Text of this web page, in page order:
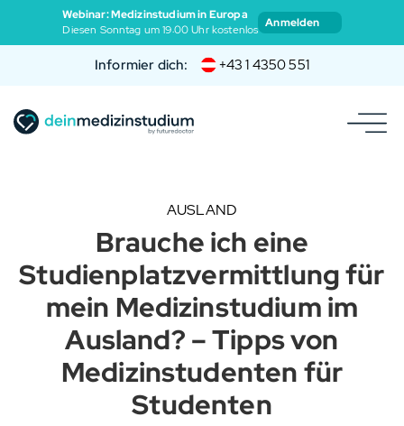
Webinar: Medizinstudium in Europa
Diesen Sonntag um 19:00 Uhr kostenlos Anmelden
Informier dich: +43 1 4350 551
AUSLAND
Brauche ich eine
Studienplatzvermittlung für
mein Medizinstudium im
Ausland? – Tipps von
Medizinstudenten für
Studenten